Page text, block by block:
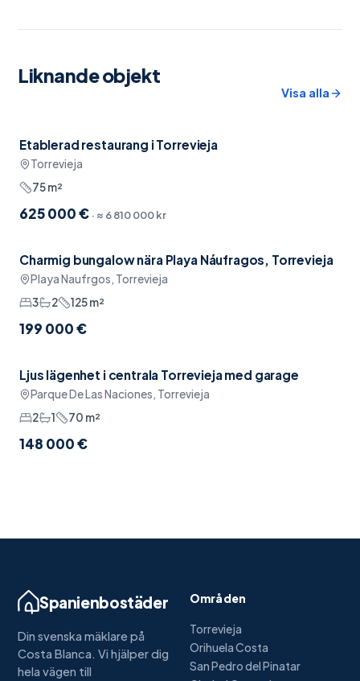
Liknande objekt
Visa alla
Nära restauranger
Etablerad restaurang i Torrevieja
Torrevieja
75m²
625 000 € · ≈ 6 810 000 kr
Möblerat
Charmig bungalow nära Playa Náufragos, Torrevieja
Playa Naufrgos, Torrevieja
3
2 125m²
199 000 €
Reserverad Pool
Ljus lägenhet i centrala Torrevieja med garage
Parque De Las Naciones, Torrevieja
2
1 70 m²
148 000 €
Spanienbostäder
Din svenska mäklare på
Costa Blanca. Vi hjälper dig
hela vägen till
Områden
Torrevieja
Orihuela Costa
San Pedro del Pinatar